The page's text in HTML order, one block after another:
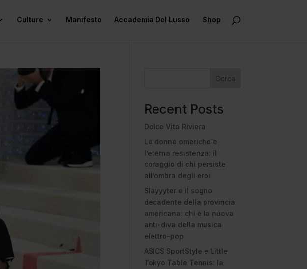
Culture Manifesto Accademia Del Lusso Shop
Cerca
Recent Posts
Dolce Vita Riviera
Le donne omeriche e
l’eterna resistenza: il
coraggio di chi persiste
all’ombra degli eroi
Slayyyter e il sogno
decadente della provincia
americana: chi è la nuova
anti-diva della musica
elettro-pop
ASICS SportStyle e Little
Tokyo Table Tennis: la